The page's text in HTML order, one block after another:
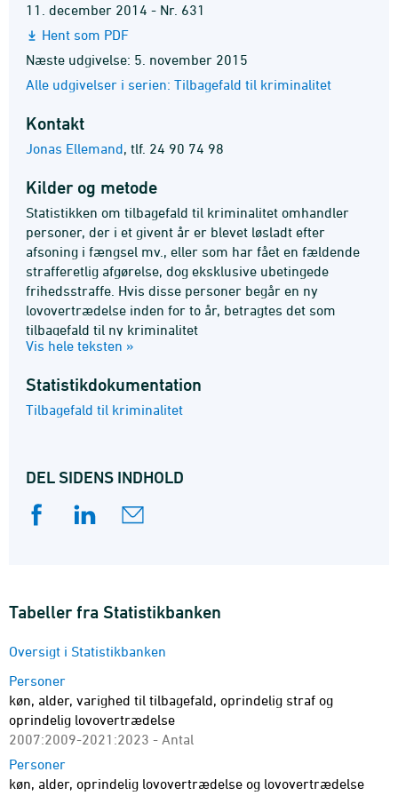
11. december 2014 - Nr. 631
Hent som PDF
Næste udgivelse: 5. november 2015
Alle udgivelser i serien: Tilbagefald til kriminalitet
Kontakt
Jonas Ellemand, tlf. 24 90 74 98
Kilder og metode
Statistikken om tilbagefald til kriminalitet omhandler
personer, der i et givent år er blevet løsladt efter
afsoning i fængsel mv., eller som har fået en fældende
strafferetlig afgørelse, dog eksklusive ubetingede
frihedsstraffe. Hvis disse personer begår en ny
lovovertrædelse inden for to år, betragtes det som
tilbagefald til ny kriminalitet
Vis hele teksten »
Statistik­dokumentation
Tilbagefald til kriminalitet
DEL SIDENS INDHOLD
Tabeller fra Statistikbanken
Oversigt i Statistikbanken
Personer
køn, alder, varighed til tilbagefald, oprindelig straf og
oprindelig lovovertrædelse
2007:2009-2021:2023 - Antal
Personer
køn, alder, oprindelig lovovertrædelse og lovovertrædelse